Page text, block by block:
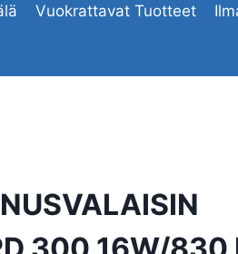
Vuokrattavat Tuotteet